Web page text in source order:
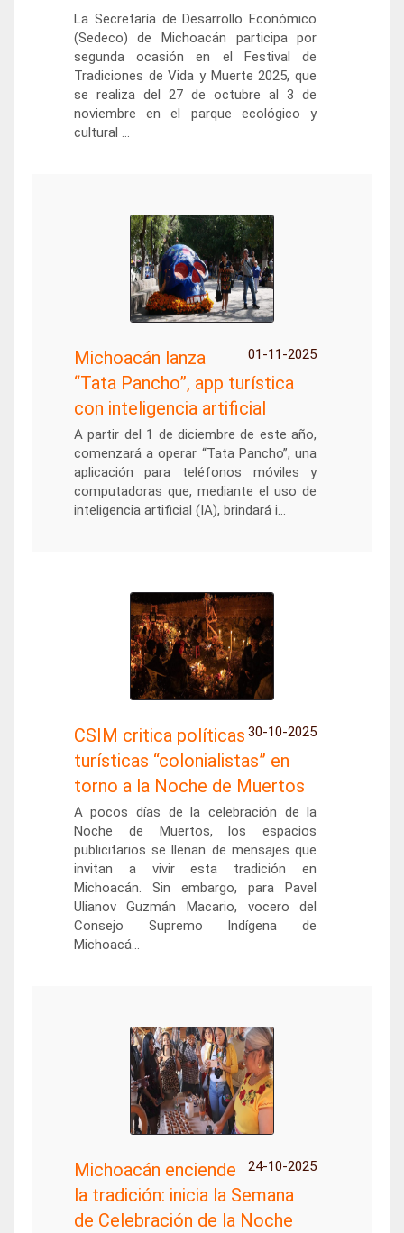
La Secretaría de Desarrollo Económico
(Sedeco) de Michoacán participa por
segunda ocasión en el Festival de
Tradiciones de Vida y Muerte 2025, que
se realiza del 27 de octubre al 3 de
noviembre en el parque ecológico y
cultural ...
01-11-2025
Michoacán lanza
“Tata Pancho”, app turística
con inteligencia artificial
A partir del 1 de diciembre de este año,
comenzará a operar “Tata Pancho”, una
aplicación para teléfonos móviles y
computadoras que, mediante el uso de
inteligencia artificial (IA), brindará i...
30-10-2025
CSIM critica políticas
turísticas “colonialistas” en
torno a la Noche de Muertos
A pocos días de la celebración de la
Noche de Muertos, los espacios
publicitarios se llenan de mensajes que
invitan a vivir esta tradición en
Michoacán. Sin embargo, para Pavel
Ulianov Guzmán Macario, vocero del
Consejo Supremo Indígena de
Michoacá...
24-10-2025
Michoacán enciende
la tradición: inicia la Semana
de Celebración de la Noche